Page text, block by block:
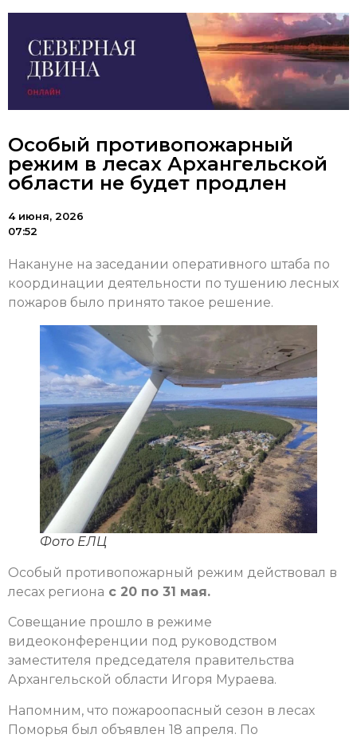
Особый противопожарный
режим в лесах Архангельской
области не будет продлен
4 июня, 2026
07:52
Накануне на заседании оперативного штаба по
координации деятельности по тушению лесных
пожаров было принято такое решение.
Фото ЕЛЦ
Особый противопожарный режим действовал в
лесах региона с 20 по 31 мая.
Совещание прошло в режиме
видеоконференции под руководством
заместителя председателя правительства
Архангельской области Игоря Мураева.
Напомним, что пожароопасный сезон в лесах
Поморья был объявлен 18 апреля. По